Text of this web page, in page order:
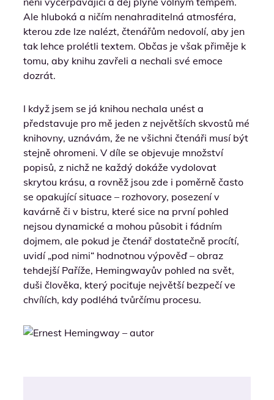
Ale hluboká a ničím nenahraditelná atmosféra,
kterou zde lze nalézt, čtenářům nedovolí, aby jen
tak lehce prolétli textem. Občas je však přiměje k
tomu, aby knihu zavřeli a nechali své emoce
dozrát.
I když jsem se já knihou nechala unést a
představuje pro mě jeden z největších skvostů mé
knihovny, uznávám, že ne všichni čtenáři musí být
stejně ohromeni. V díle se objevuje množství
popisů, z nichž ne každý dokáže vydolovat
skrytou krásu, a rovněž jsou zde i poměrně často
se opakující situace – rozhovory, posezení v
kavárně či v bistru, které sice na první pohled
nejsou dynamické a mohou působit i fádním
dojmem, ale pokud je čtenář dostatečně procítí,
uvidí „pod nimi“ hodnotnou výpověď – obraz
tehdejší Paříže, Hemingwayův pohled na svět,
duši člověka, který pociťuje největší bezpečí ve
chvílích, kdy podléhá tvůrčímu procesu.